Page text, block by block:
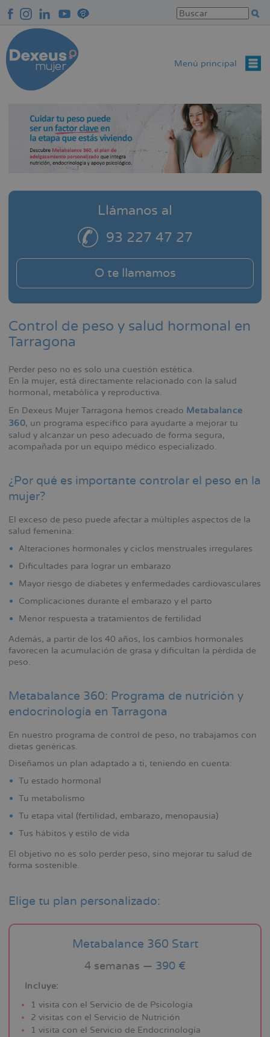
contenido
principal
Menú principal
Llámanos al
93 227 47 27
O te llamamos
Control de peso y salud hormonal en
Tarragona
Perder peso no es solo una cuestión estética.
En la mujer, está directamente relacionado con la salud
hormonal, metabólica y reproductiva.
En Dexeus Mujer Tarragona hemos creado Metabalance
360, un programa específico para ayudarte a mejorar tu
salud y alcanzar un peso adecuado de forma segura,
acompañada por un equipo médico especializado.
¿Por qué es importante controlar el peso en la
mujer?
El exceso de peso puede afectar a múltiples aspectos de la
salud femenina:
Alteraciones hormonales y ciclos menstruales irregulares
Dificultades para lograr un embarazo
Mayor riesgo de diabetes y enfermedades cardiovasculares
Complicaciones durante el embarazo y el parto
Menor respuesta a tratamientos de fertilidad
Además, a partir de los 40 años, los cambios hormonales
favorecen la acumulación de grasa y dificultan la pérdida de
peso.
Metabalance 360: Programa de nutrición y
endocrinología en Tarragona
En nuestro programa de control de peso, no trabajamos con
dietas genéricas.
Diseñamos un plan adaptado a ti, teniendo en cuenta:
Tu estado hormonal
Tu metabolismo
Tu etapa vital (fertilidad, embarazo, menopausia)
Tus hábitos y estilo de vida
El objetivo no es solo perder peso, sino mejorar tu salud de
forma sostenible.
Elige tu plan personalizado:
Metabalance 360 Start
4 semanas — 390 €
Incluye:
1 visita con el Servicio de de Psicología
2 visitas con el Servicio de Nutrición
1 visita con el Servicio de Endocrinología